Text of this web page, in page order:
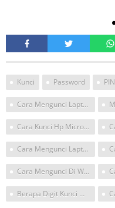
Kunci Password PIN
Cara Mengunci Laptop Dengan Password Windows 10
Cara Kunci Hp Microsoft
Cara Mengunci Laptop Asus X550ze Windows 10
Cara Mengunci Di Windows 10
Berapa Digit Kunci Window